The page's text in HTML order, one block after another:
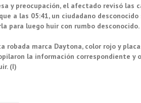
y preocupación, el afectado revisó las
a las 05:41, un ciudadano
para luego huir con rumbo desconocido.
robada marca Daytona, color rojo y
la información correspondiente
(I)